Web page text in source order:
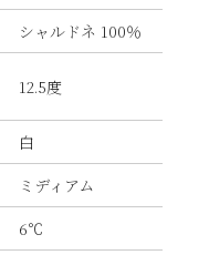
シャルドネ 100％
12.5度
白
ミディアム
6℃